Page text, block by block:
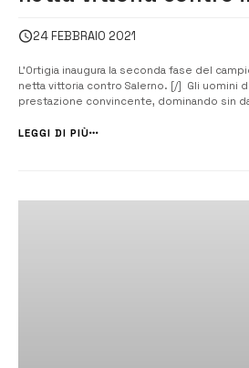
24 FEBBRAIO 2021
L’Ortigia inaugura la seconda fase del
netta vittoria contro Salerno. [/] Gli uomini
prestazione convincente, dominando sin
tengono alto il ritmo e sono micidiali in
LEGGI DI PIÙ